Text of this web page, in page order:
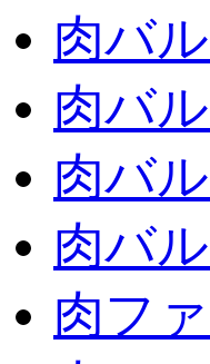
肉バ
肉バ
肉バ
肉バ
肉フ